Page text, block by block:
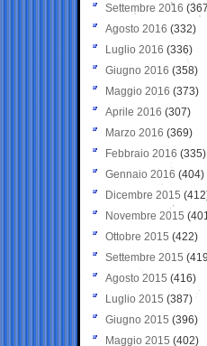
Settembre 2016
Agosto 2016 (332)
Luglio 2016 (336)
Giugno 2016 (358)
Maggio 2016 (373)
Aprile 2016 (307)
Marzo 2016 (369)
Febbraio 2016 (335)
Gennaio 2016 (404)
Dicembre 2015
Novembre 2015
Ottobre 2015 (422)
Settembre 2015
Agosto 2015 (416)
Luglio 2015 (387)
Giugno 2015 (396)
Maggio 2015 (402)